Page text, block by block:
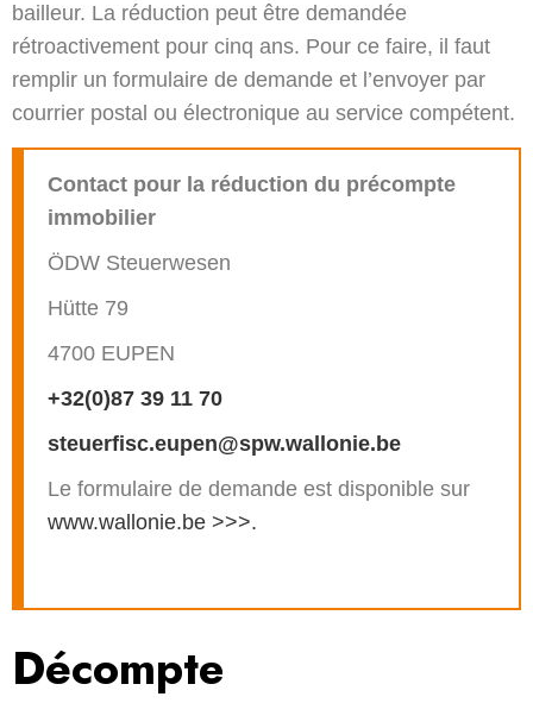
bailleur. La réduction peut être demandée
rétroactivement pour cinq ans. Pour ce faire, il faut
remplir un formulaire de demande et l’envoyer par
courrier postal ou électronique au service compétent.
Contact pour la réduction du précompte
immobilier
ÖDW Steuerwesen
Hütte 79
4700 EUPEN
+32(0)87 39 11 70
steuerfisc.eupen@spw.wallonie.be
Le formulaire de demande est disponible sur
www.wallonie.be >>>.
Décompte